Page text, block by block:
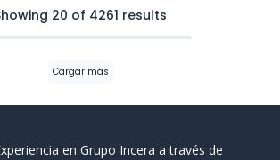
20 of 4261 results
Cargar más
en Grupo Incera a través de